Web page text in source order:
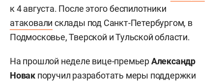
к 4 августа. После этого беспилотники
атаковали склады под Санкт-Петербургом, в
Подмосковье, Тверской и Тульской области.
На прошлой неделе вице-премьерАлександр
Новак поручил разработать меры поддержки